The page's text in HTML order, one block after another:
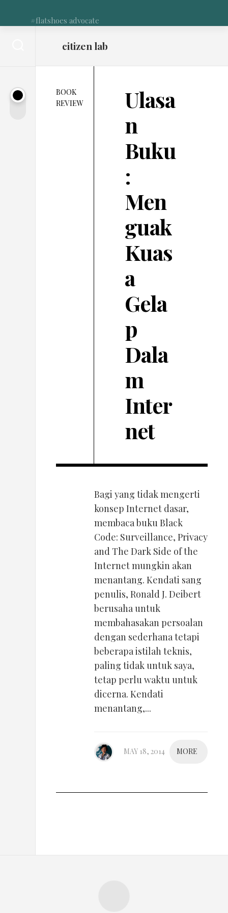
content
#flatshoes advocate
citizen lab
BOOK
REVIEW
Ulasa
n
Buku
:
Men
guak
Kuas
a
Gela
p
Dala
m
Inter
net
Bagi yang tidak mengerti
konsep Internet dasar,
membaca buku Black
Code: Surveillance, Privacy
and The Dark Side of the
Internet mungkin akan
menantang. Kendati sang
penulis, Ronald J. Deibert
berusaha untuk
membahasakan persoalan
dengan sederhana tetapi
beberapa istilah teknis,
paling tidak untuk saya,
tetap perlu waktu untuk
dicerna. Kendati
menantang,...
MORE
MAY 18, 2014